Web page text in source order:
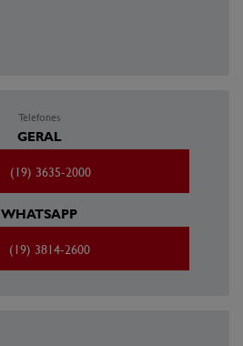
Telefones
GERAL
(19) 3635-2000
WHATSAPP
(19) 3814-2600